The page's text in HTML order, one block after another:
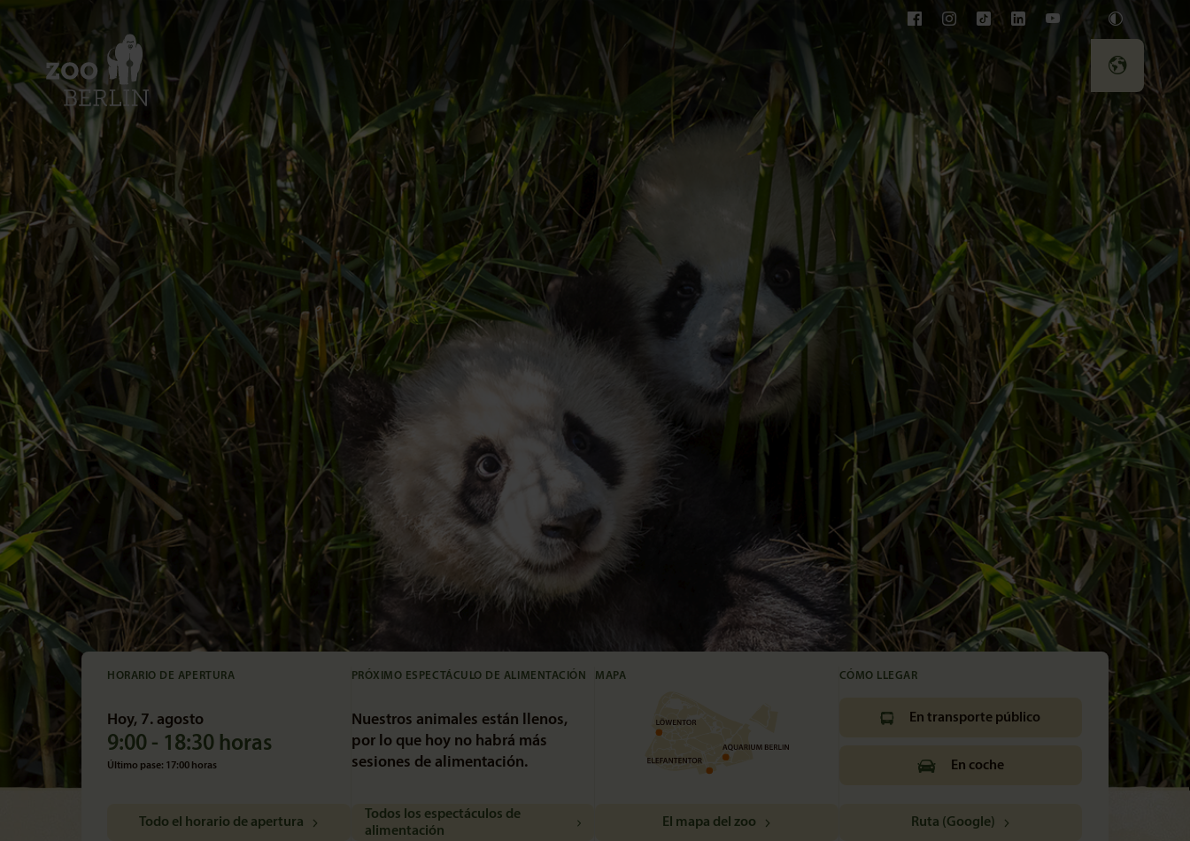
HORARIO DE APERTURA
Hoy, 7. agosto
9:00 - 18:30 horas
Último pase: 17:00 horas
Todo el horario de apertura
PRÓXIMO ESPECTÁCULO DE ALIMENTACIÓN
Nuestros animales están llenos,
por lo que hoy no habrá más
sesiones de alimentación.
Todos los espectáculos de
alimentación
MAPA
El mapa del zoo
CÓMO LLEGAR
En transporte público
En coche
Ruta (Google)